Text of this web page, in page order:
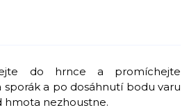
do hrnce a promíchejte
sporák a po dosáhnutí bodu varu
hmota nezhoustne.